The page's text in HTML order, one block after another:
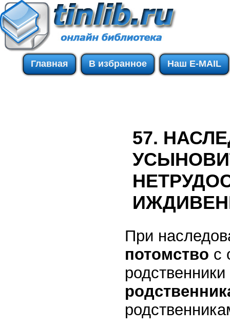
Главная В избранное Наш E-MAIL
57.
При
потомство с